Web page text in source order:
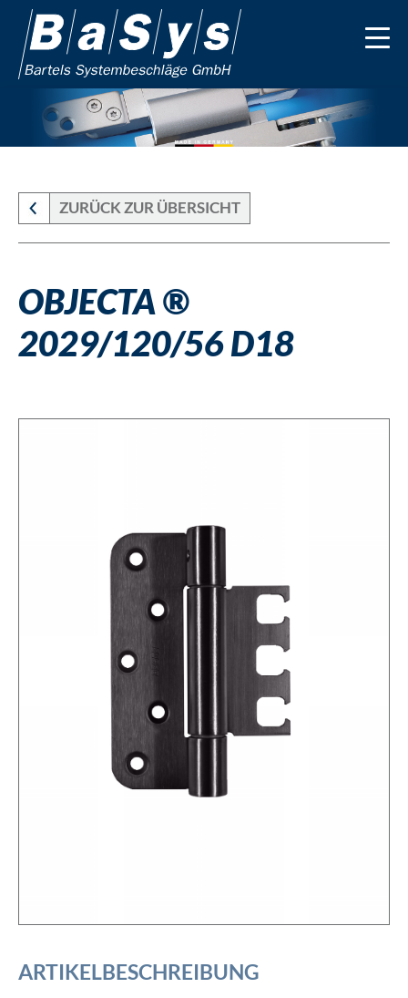
ZURÜCK ZUR ÜBERSICHT
OBJECTA ®
2029/120/56 D18
ARTIKELBESCHREIBUNG